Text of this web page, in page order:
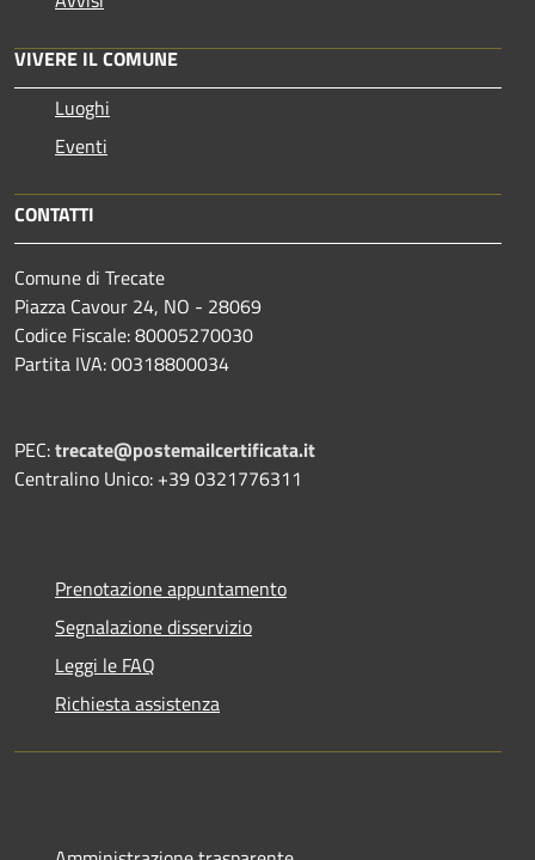
VIVERE IL COMUNE
Luoghi
Eventi
CONTATTI
Comune di Trecate
Piazza Cavour 24, NO - 28069
Codice Fiscale: 80005270030
Partita IVA: 00318800034
PEC:trecate@postemailcertificata.it
Centralino Unico: +39 0321776311
Prenotazione appuntamento
Segnalazione disservizio
Leggi le FAQ
Richiesta assistenza